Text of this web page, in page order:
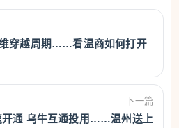
尤其当赵五娘怀抱琵琶踏上
琵琶声与演员的表演水乳交
有声”的强烈戏剧张力。
的高腔，向六百年前的高则
绍，在仅有153支残缺曲牌的
穿越周期……看温商如何打开
下一篇
开通 乌牛互通投用……温州送上